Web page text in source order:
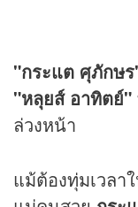
"กระแต ศุภักษ
"หลุยส์ อาทิตย์"
ล่วงหน้า
แม้ต้องทุ่มเวล